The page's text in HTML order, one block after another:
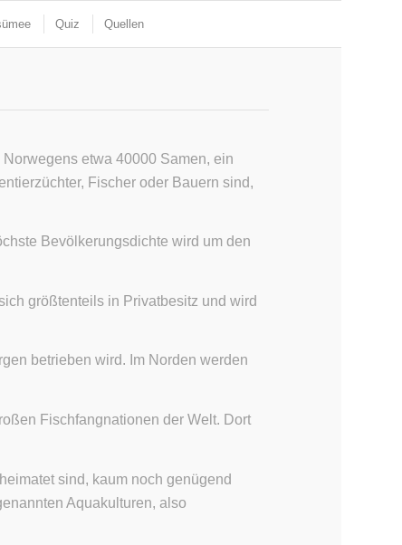
Quiz Quellen
etwa 40000 Samen, ein
Fischer oder Bauern sind,
Bevölkerungsdichte wird um den
größtenteils in Privatbesitz und wird
betrieben wird. Im Norden werden
Fischfangnationen der Welt. Dort
sind, kaum noch genügend
Aquakulturen, also